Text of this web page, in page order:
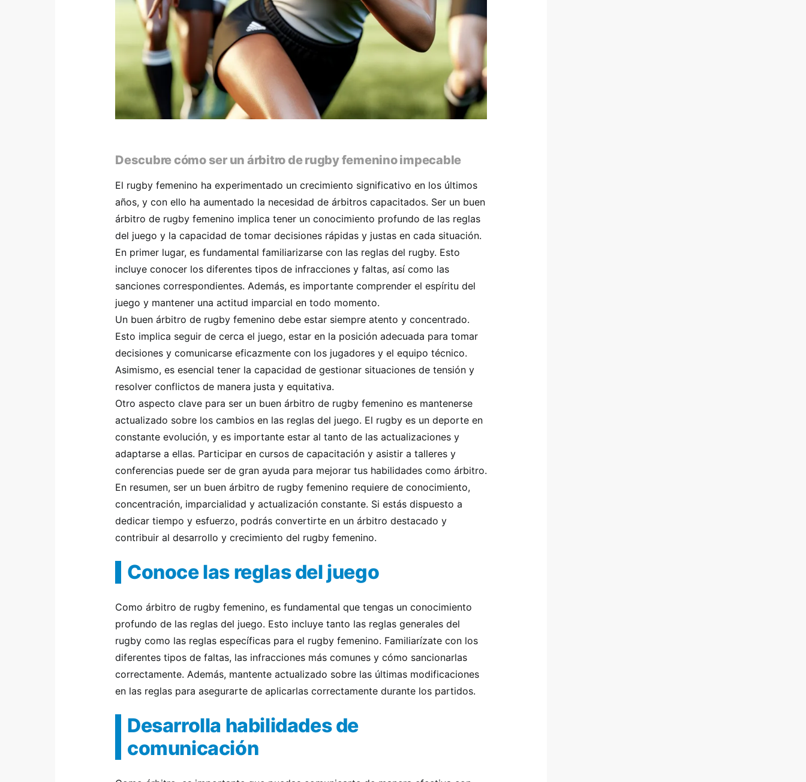
Descubre cómo ser un árbitro de rugby femenino impecable
El rugby femenino ha experimentado un crecimiento significativo en los últimos
años, y con ello ha aumentado la necesidad de árbitros capacitados. Ser un buen
árbitro de rugby femenino implica tener un conocimiento profundo de las reglas
del juego y la capacidad de tomar decisiones rápidas y justas en cada situación.
En primer lugar, es fundamental familiarizarse con las reglas del rugby. Esto
incluye conocer los diferentes tipos de infracciones y faltas, así como las
sanciones correspondientes. Además, es importante comprender el espíritu del
juego y mantener una actitud imparcial en todo momento.
Un buen árbitro de rugby femenino debe estar siempre atento y concentrado.
Esto implica seguir de cerca el juego, estar en la posición adecuada para tomar
decisiones y comunicarse eficazmente con los jugadores y el equipo técnico.
Asimismo, es esencial tener la capacidad de gestionar situaciones de tensión y
resolver conflictos de manera justa y equitativa.
Otro aspecto clave para ser un buen árbitro de rugby femenino es mantenerse
actualizado sobre los cambios en las reglas del juego. El rugby es un deporte en
constante evolución, y es importante estar al tanto de las actualizaciones y
adaptarse a ellas. Participar en cursos de capacitación y asistir a talleres y
conferencias puede ser de gran ayuda para mejorar tus habilidades como árbitro.
En resumen, ser un buen árbitro de rugby femenino requiere de conocimiento,
concentración, imparcialidad y actualización constante. Si estás dispuesto a
dedicar tiempo y esfuerzo, podrás convertirte en un árbitro destacado y
contribuir al desarrollo y crecimiento del rugby femenino.
Conoce las reglas del juego
Como árbitro de rugby femenino, es fundamental que tengas un conocimiento
profundo de las reglas del juego. Esto incluye tanto las reglas generales del
rugby como las reglas específicas para el rugby femenino. Familiarízate con los
diferentes tipos de faltas, las infracciones más comunes y cómo sancionarlas
correctamente. Además, mantente actualizado sobre las últimas modificaciones
en las reglas para asegurarte de aplicarlas correctamente durante los partidos.
Desarrolla habilidades de
comunicación